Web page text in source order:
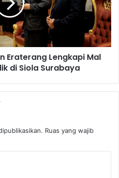
Eraterang Lengkapi Mal
di Siola Surabaya
Ruas yang wajib